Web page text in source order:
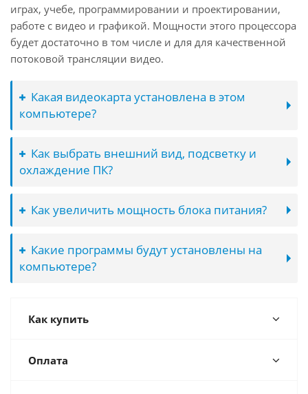
играх, учебе, программировании и проектировании,
работе с видео и графикой. Мощности этого процессора
будет достаточно в том числе и для для качественной
потоковой трансляции видео.
Какая видеокарта установлена в этом
компьютере?
Как выбрать внешний вид, подсветку и
охлаждение ПК?
Как увеличить мощность блока питания?
Какие программы будут установлены на
компьютере?
Как купить
Оплата